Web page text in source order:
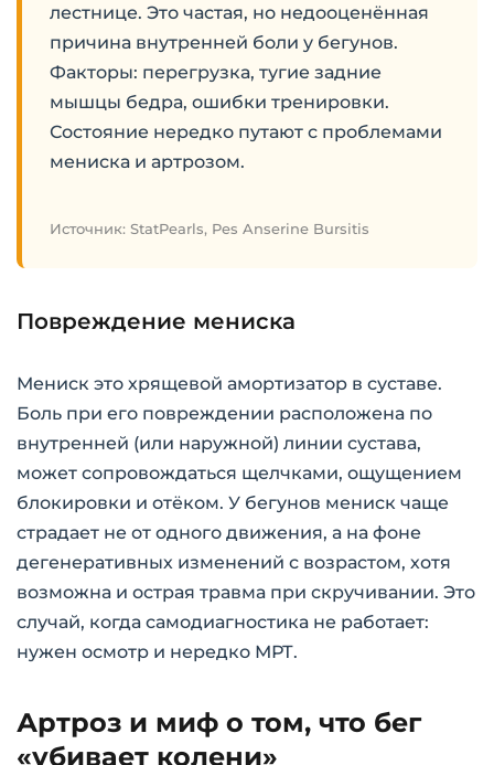
лестнице. Это частая, но недооценённая
причина внутренней боли у бегунов.
Факторы: перегрузка, тугие задние
мышцы бедра, ошибки тренировки.
Состояние нередко путают с проблемами
мениска и артрозом.
Источник: StatPearls, Pes Anserine Bursitis
Повреждение мениска
Мениск это хрящевой амортизатор в суставе.
Боль при его повреждении расположена по
внутренней (или наружной) линии сустава,
может сопровождаться щелчками, ощущением
блокировки и отёком. У бегунов мениск чаще
страдает не от одного движения, а на фоне
дегенеративных изменений с возрастом, хотя
возможна и острая травма при скручивании. Это
случай, когда самодиагностика не работает:
нужен осмотр и нередко МРТ.
Артроз и миф о том, что бег
«убивает колени»